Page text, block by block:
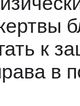
к
в